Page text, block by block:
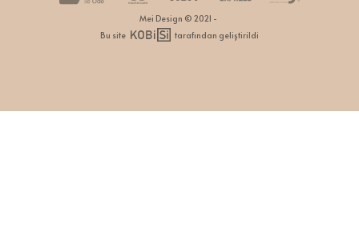
Mei Design © 2021 -
Bu site
tarafından geliştirildi